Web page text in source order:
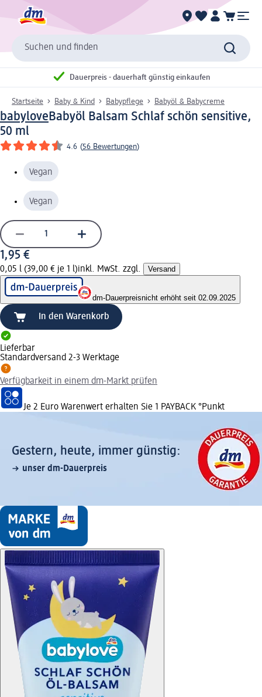
Suchen und finden
Dauerpreis - dauerhaft günstig einkaufen
Startseite Baby & Kind Babypflege Babyöl & Babycreme
babyloveBabyöl Balsam Schlaf schön sensitive,
50 ml
4.6 (56 Bewertungen)
Vegan
Vegan
1,95 €
0,05 l (39,00 € je 1 l)inkl. MwSt. zzgl. Versand
dm-Dauerpreisnicht erhöht seit 02.09.2025
In den Warenkorb
Lieferbar
Standardversand 2-3 Werktage
Verfügbarkeit in einem dm-Markt prüfen
Je 2 Euro Warenwert erhalten Sie 1 PAYBACK °Punkt
Gestern, heute, immer günstig:
unser dm-Dauerpreis